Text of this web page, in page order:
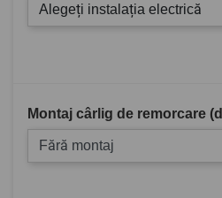
Alegeți instalația electrică
Montaj cârlig de remorcare
Fără montaj